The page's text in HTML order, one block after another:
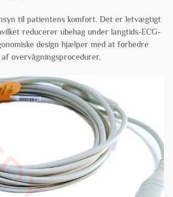
til patientens komfort. Det er letvægtigt
reducerer ubehag under langtids-ECG-
design hjælper med at forbedre
overvågningsprocedurer.